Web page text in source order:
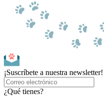
¡Suscríbete a nuestra newsletter!
¿Qué tienes?